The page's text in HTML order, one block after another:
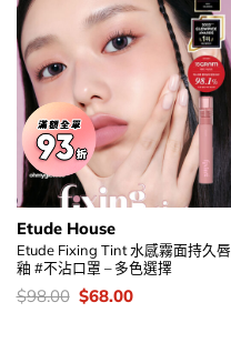
Etude House
Etude Fixing Tint 水感霧面持久唇
釉 #不沾口罩 – 多色選擇
價
錢：
$98.00 Original
price
$68.00Current